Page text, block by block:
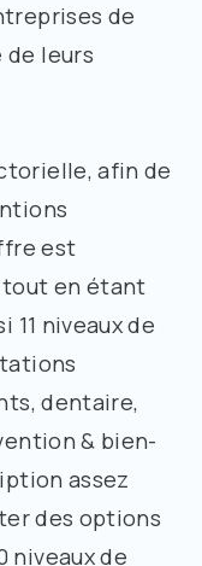
de
de leurs
afin de
est
en étant
niveaux de
dentaire,
& bien-
assez
des options
niveaux de